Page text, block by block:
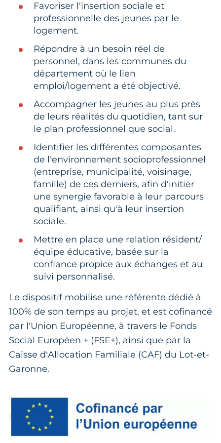
Favoriser l'insertion sociale et
professionnelle des jeunes par le
logement.
Répondre à un besoin réel de
personnel, dans les communes du
département où le lien
emploi/logement a été objectivé.
Accompagner les jeunes au plus près
de leurs réalités du quotidien, tant sur
le plan professionnel que social.
Identifier les différentes composantes
de l’environnement socioprofessionnel
(entreprise, municipalité, voisinage,
famille) de ces derniers, afin d'initier
une synergie favorable à leur parcours
qualifiant, ainsi qu'à leur insertion
sociale.
Mettre en place une relation résident/
équipe éducative, basée sur la
confiance propice aux échanges et au
suivi personnalisé.
Le dispositif mobilise une référente dédié à
100% de son temps au projet, et est cofinancé
par l’Union Européenne, à travers le Fonds
Social Européen + (FSE+), ainsi que par la
Caisse d’Allocation Familiale (CAF) du Lot-et-
Garonne.